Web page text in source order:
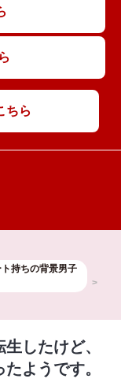
ちら
持ちの背景男子
したけど、
ようです。